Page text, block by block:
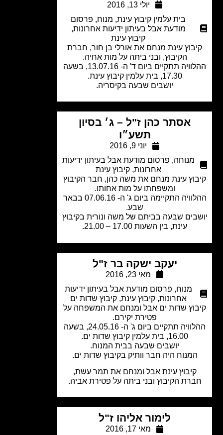
בית עלמין קיבוץ עינת,מנוח,פרסום
מודעת אבל בעיתון ידיעות אחרונות,
קיבוץ עינת
עינת מנחם את אורלי בן חור, חברת
הקיבוץ, ובני ביתה על מות אחיה.
ההלוויה תתקיים ביום ד' ה- 13.07.16, בשעה
יושבים שבעה בקיסריה.
אסתר כהן ז"ל – ג׳ בסיון
תשע״ו
מנוחה
פרסום מודעת אבל בעיתון ידיעות
אחרונות,קיבוץ עינת
עינת מנחם את משה כהן, חבר הקיבוץ
ומשפחתו על מות אחותו.
ההלוויה התקיימה ביום ג' ה- 07.06.16 בבאר
שבעה בביתם של משה ונורית בקיבוץ
עינת, בין השעות 17.00 – 21.00.
יעקב ישקה בר ז"ל
מאי 23, 2016
מנוח,
פרסום מודעת אבל בעיתון ידיעות
אחרונות,קיבוץ עינת,קיבוץ שדות ים
שדות ים אבל ומנחם את המשפחה על
פטירת יקירם.
ההלוויה תתקיים ביום ג' ה- 24.05.16, בשעה
יושבים שבעה בבית המנוח.
המנוח היה חבר וותיק בקיבוץ שדות ים.
קיבוץ עינת אבל ומנחם את תמר עשת,
הקיבוץ ובני ביתה על פטירת אביה.
לימור אליהו ז"ל
מאי 17, 2016